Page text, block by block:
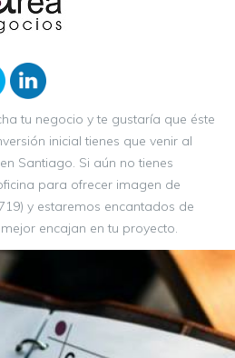
el-
tu negocio y te gustaría que éste
inicial tienes que venir al
Santiago. Si aún no tienes
para ofrecer imagen de
y estaremos encantados de
encajan en tu proyecto.